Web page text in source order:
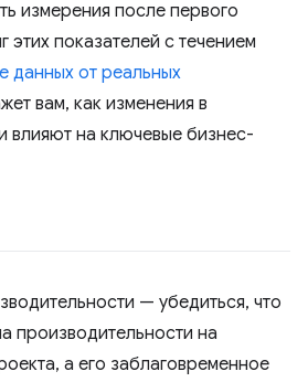
измерения после первого
этих показателей с течением
данных от реальных
вам, как изменения в
влияют на ключевые бизнес-
— убедиться, что
производительности на
а его заблаговременное